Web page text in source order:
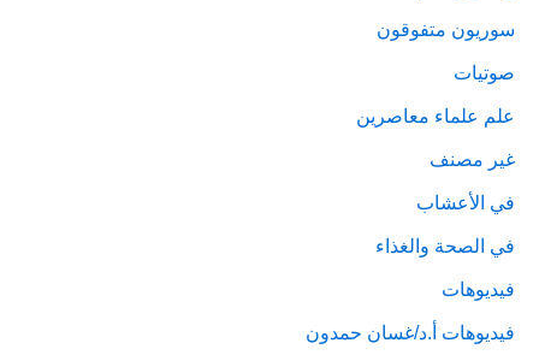
سوريون متفوقون
صوتيات
علم علماء معاصرين
غير مصنف
في الأعشاب
في الصحة والغذاء
فيديوهات
فيديوهات أ.د/غسان حمدون